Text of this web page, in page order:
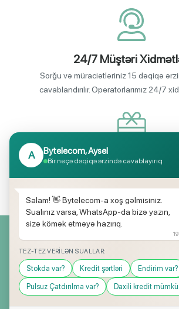
24/7 Müştəri
Sorğu və müraciətləriniz 15 dəqiqə
cavablandırılır. Operatorlarımız 24/7
Endirimli məhsul
Mağazalarımızda mütəmadi olaraq,
və hədiyyə kampaniyaları
Yeniliklərimizdən ilk siz
A Bytelecom, Aysel
Bir neçə dəqiqə ərzində cavablayırıq
Salam! 👋 Bytelecom-a xoş gəlmisiniz.
Sualınız varsa, WhatsApp-da bizə yazın,
sizə kömək etməyə hazırıq.
TEZ-TEZ VERILƏN SUALLAR:
Stokda var? Kredit şərtləri Endirim var?
Pulsuz Çatdırılma var? Daxili kredit